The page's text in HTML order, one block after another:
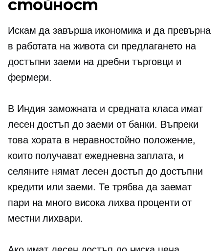
стойност
Искам да завърша икономика и да превърна
в работата на живота си предлагането на
достъпни заеми на дребни търговци и
фермери.
В Индия заможната и средната класа имат
лесен достъп до заеми от банки. Въпреки
това хората в неравностойно положение,
които получават ежедневна заплата, и
селяните нямат лесен достъп до достъпни
кредити или заеми. Те трябва да заемат
пари на много висока лихвапроценти от
местни лихвари.